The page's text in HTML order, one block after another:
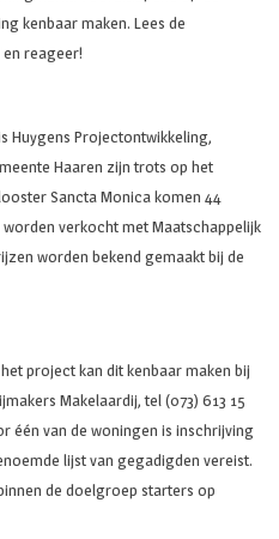
kenbaar maken. Lees de
reageer!
Huygens Projectontwikkeling,
Haaren zijn trots op het
Sancta Monica komen 44
verkocht met Maatschappelijk
worden bekend gemaakt bij de
project kan dit kenbaar maken bij
Makelaardij, tel (073) 613 15
één van de woningen is inschrijving
lijst van gegadigden vereist.
de doelgroep starters op